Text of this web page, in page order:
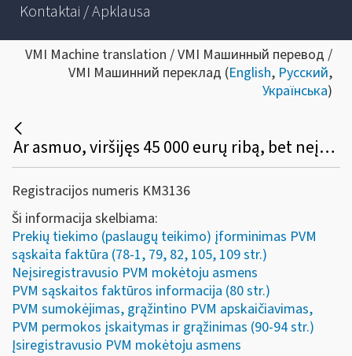
Kontaktai / Apklausa
VMI Machine translation / VMI Машинный перевод /
VMI Машинний переклад (English, Русский,
Українська)
Ar asmuo, viršijęs 45 000 eurų ribą, bet neįsiregistravęs PVM mokėtoju, gali (privalo) apskaitos dokumente išskirti PVM, o pirkėjas turi teisę tokį PVM atskaityti įprasta tvarka?
Registracijos numeris KM3136
Ši informacija skelbiama:
Prekių tiekimo (paslaugų teikimo) įforminimas PVM
sąskaita faktūra (78-1, 79, 82, 105, 109 str.)
Neįsiregistravusio PVM mokėtoju asmens
PVM sąskaitos faktūros informacija (80 str.)
PVM sumokėjimas, grąžintino PVM apskaičiavimas,
PVM permokos įskaitymas ir grąžinimas (90-94 str.)
Įsiregistravusio PVM mokėtoju asmens